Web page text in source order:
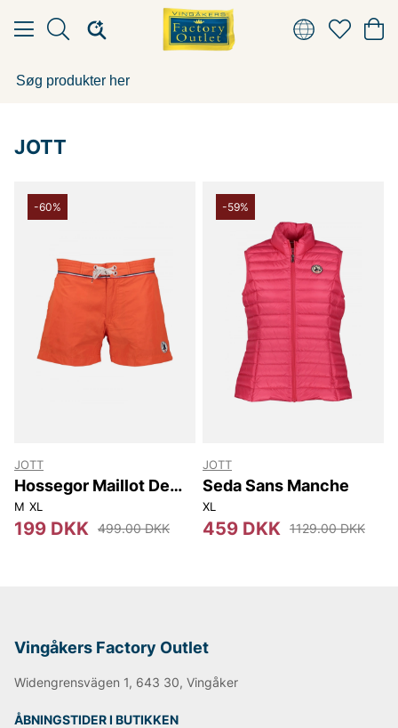
JOTT
-60%
JOTT
Hossegor Maillot De
Bain Ceinture Plate
M XL
199 DKK 499.00 DKK
-59%
JOTT
Seda Sans Manche
XL
459 DKK 1129.00 DKK
Vingåkers Factory Outlet
Widengrensvägen 1, 643 30, Vingåker
ÅBNINGSTIDER I BUTIKKEN